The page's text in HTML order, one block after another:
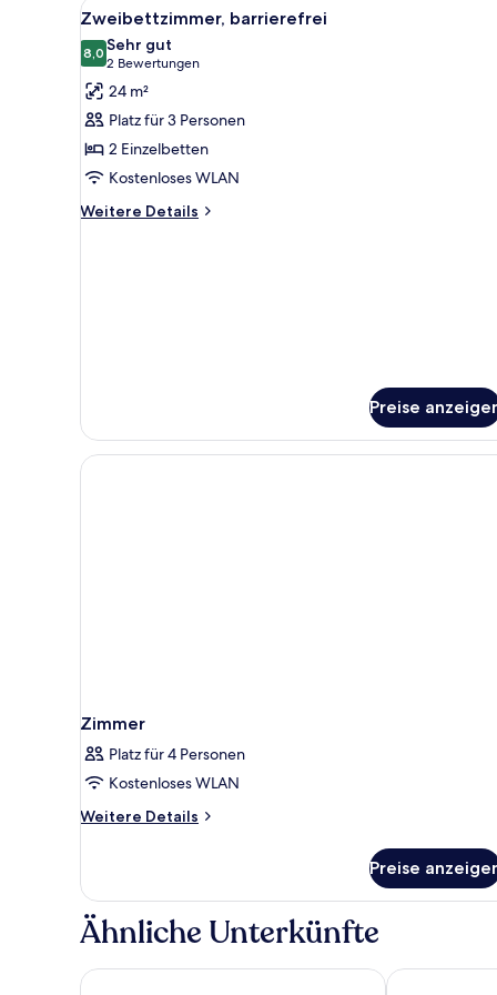
Alle
Fotos
für
Zweibettzimmer,
barrierefrei
anzeigen
9
Zweibettzimmer, barrierefrei
8,08,0 von 10
Sehr gut
2 Bewertungen
(2
Bewertungen)
24 m²
Platz für 3 Personen
2 Einzelbetten
Kostenloses WLAN
Weitere Details
Weitere
Preise
Zimmer
Platz für 4 Personen
Kostenloses WLAN
Weitere Details
Weitere
Preise
Ähnliche Unterkünfte
Westcord Hotel Eindhoven Hotel La Reine